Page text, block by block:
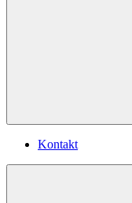
Kontakt